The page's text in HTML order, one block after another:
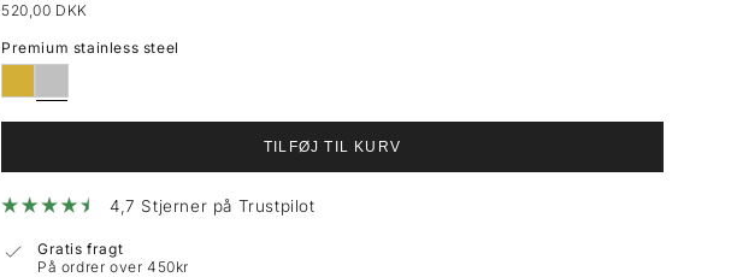
520,00 DKK
Premium stainless steel
TILFØJ TIL KURV
4,7 Stjerner på Trustpilot
Gratis fragt
På ordrer over 450kr